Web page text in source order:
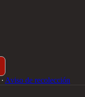
∙ Aviso de recolección